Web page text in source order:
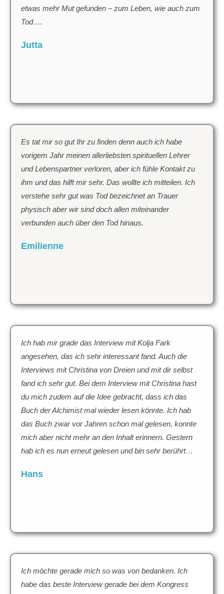
etwas mehr Mut gefunden – zum Leben, wie auch zum
Tod….
Jutta
Es tat mir so gut Ihr zu finden denn auch ich habe
vorigem Jahr meinen allerliebsten spirituellen Lehrer
und Lebenspartner verloren, aber ich fühle Kontakt zu
ihm und das hilft mir sehr. Das wollte ich mitteilen. Ich
verstehe sehr gut was Tod bezeichnet an Trauer
physisch aber wir sind doch allen miteinander
verbunden auch über den Tod hinaus.
Emilienne
Ich hab mir grade das Interview mit Kolja Fark
angesehen, das ich sehr interessant fand. Auch die
Interviews mit Christina von Dreien und mit dir selbst
fand ich sehr gut. Bei dem Interview mit Christina hast
du mich zudem auf die Idee gebracht, dass ich das
Buch der Alchimist mal wieder lesen könnte. Ich hab
das Buch zwar vor Jahren schon mal gelesen, konnte
mich aber nicht mehr an den Inhalt erinnern. Gestern
hab ich es nun erneut gelesen und bin sehr berührt…
Hans
Ich möchte gerade mich so was von bedanken. Ich
habe das beste Interview gerade bei dem Kongress